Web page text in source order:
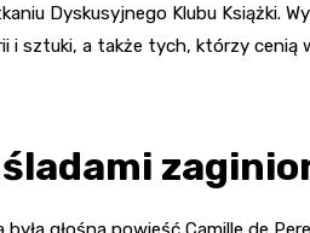
Dyskusyjnego Klubu Książki.
i sztuki, a także tych, którzy cenią